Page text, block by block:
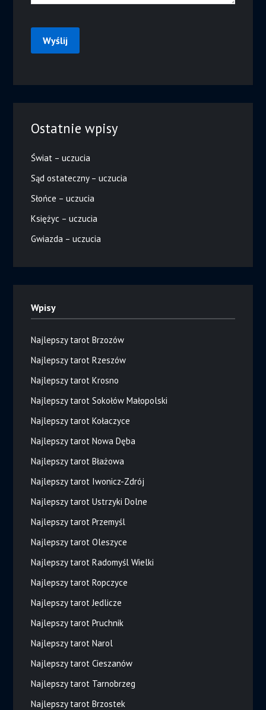
Ostatnie wpisy
Świat – uczucia
Sąd ostateczny – uczucia
Słońce – uczucia
Księżyc – uczucia
Gwiazda – uczucia
Wpisy
Najlepszy tarot Brzozów
Najlepszy tarot Rzeszów
Najlepszy tarot Krosno
Najlepszy tarot Sokołów Małopolski
Najlepszy tarot Kołaczyce
Najlepszy tarot Nowa Dęba
Najlepszy tarot Błażowa
Najlepszy tarot Iwonicz-Zdrój
Najlepszy tarot Ustrzyki Dolne
Najlepszy tarot Przemyśl
Najlepszy tarot Oleszyce
Najlepszy tarot Radomyśl Wielki
Najlepszy tarot Ropczyce
Najlepszy tarot Jedlicze
Najlepszy tarot Pruchnik
Najlepszy tarot Narol
Najlepszy tarot Cieszanów
Najlepszy tarot Tarnobrzeg
Najlepszy tarot Brzostek